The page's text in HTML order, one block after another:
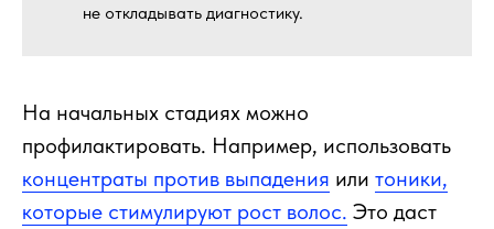
не откладывать диагностику.
На начальных стадиях можно
профилактировать. Например, использовать
концентраты против выпадения или тоники,
которые стимулируют рост волос. Это даст